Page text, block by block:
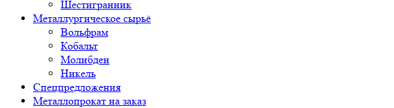
Шестигранник
Металлургическое сырьё
Вольфрам
Кобальт
Молибден
Никель
Спецпредложения
Металлопрокат на заказ